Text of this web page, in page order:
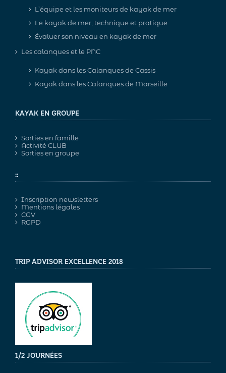
L’équipe et les moniteurs de kayak de mer
Le kayak de mer, technique et pratique
Évaluer son niveau en kayak de mer
Les calanques et le PNC
Kayak dans les Calanques de Cassis
Kayak dans les Calanques de Marseille
KAYAK EN GROUPE
Sorties en famille
Activité CLUB
Sorties en groupe
::
Inscription newsletters
Mentions légales
CGV
RGPD
TRIP ADVISOR EXCELLENCE 2018
1/2 JOURNÉES